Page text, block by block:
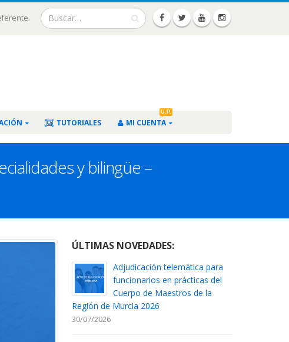
TUTORIALES MI CUENTA
U.P.
y bilingüe –
ÚLTIMAS NOVEDADES:
Adjudicación telemática para
funcionarios en prácticas del
Cuerpo de Maestros de la
Región de Murcia 2026
30/07/2026